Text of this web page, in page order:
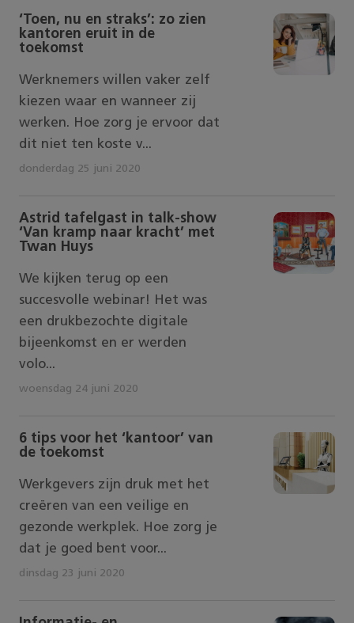
‘Toen, nu en straks’: zo zien
kantoren eruit in de
toekomst
Werknemers willen vaker zelf
kiezen waar en wanneer zij
werken. Hoe zorg je ervoor dat
dit niet ten koste v...
donderdag 25 juni 2020
Astrid tafelgast in talk-show
‘Van kramp naar kracht’ met
Twan Huys
We kijken terug op een
succesvolle webinar! Het was
een drukbezochte digitale
bijeenkomst en er werden
volo...
woensdag 24 juni 2020
6 tips voor het ‘kantoor’ van
de toekomst
Werkgevers zijn druk met het
creëren van een veilige en
gezonde werkplek. Hoe zorg je
dat je goed bent voor...
dinsdag 23 juni 2020